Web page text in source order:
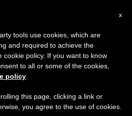
x
tools use cookies, which are
and required to achieve the
cookie policy. If you want to know
to all or some of the cookies,
policy
this page, clicking a link or
you agree to the use of cookies.